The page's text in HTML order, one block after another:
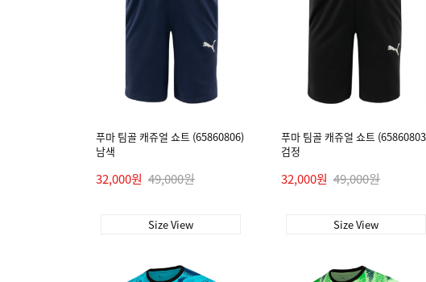
푸마 팀골 캐쥬얼 쇼트 (65860806)
남색
32,000원 49,000원
Size View
푸마 팀골 캐쥬얼 쇼트
검정
32,000원 49,000원
Size View